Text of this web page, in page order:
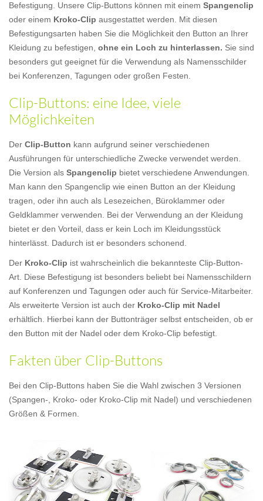
Befestigung. Unsere Clip-Buttons können mit einem Spangenclip
oder einem Kroko-Clip ausgestattet werden. Mit diesen
Befestigungsarten haben Sie die Möglichkeit den Button an Ihrer
Kleidung zu befestigen, ohne ein Loch zu hinterlassen. Sie sind
besonders gut geeignet für die Verwendung als Namensschilder
bei Konferenzen, Tagungen oder großen Festen.
Clip-Buttons: eine Idee, viele
Möglichkeiten
Der Clip-Button kann aufgrund seiner verschiedenen
Ausführungen für unterschiedliche Zwecke verwendet werden.
Die Version als Spangenclip bietet verschiedene Anwendungen.
Man kann den Spangenclip wie einen Button an der Kleidung
tragen, oder ihn auch als Lesezeichen, Büroklammer oder
Geldklammer verwenden. Bei der Verwendung an der Kleidung
bietet er den Vorteil, dass er kein Loch im Kleidungsstück
hinterlässt. Dadurch ist er besonders schonend.
Der Kroko-Clip ist wahrscheinlich die bekannteste Clip-Button-
Art. Diese Befestigung ist besonders beliebt bei Namensschildern
auf Konferenzen und Tagungen oder auch für Service-Mitarbeiter.
Als erweiterte Version ist auch der Kroko-Clip mit Nadel
erhältlich. Hierbei kann der Buttonträger selbst entscheiden, ob er
den Button mit der Nadel oder dem Kroko-Clip befestigt.
Fakten über Clip-Buttons
Bei den Clip-Buttons haben Sie die Wahl zwischen 3 Versionen
(Spangen-, Kroko- oder Kroko-Clip mit Nadel) und verschiedenen
Größen & Formen.